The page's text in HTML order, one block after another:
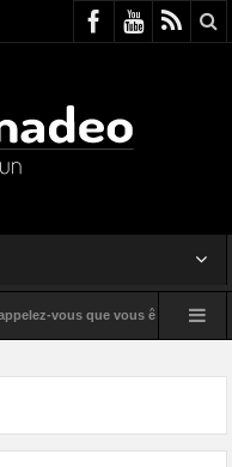
vous que vous êtes super !